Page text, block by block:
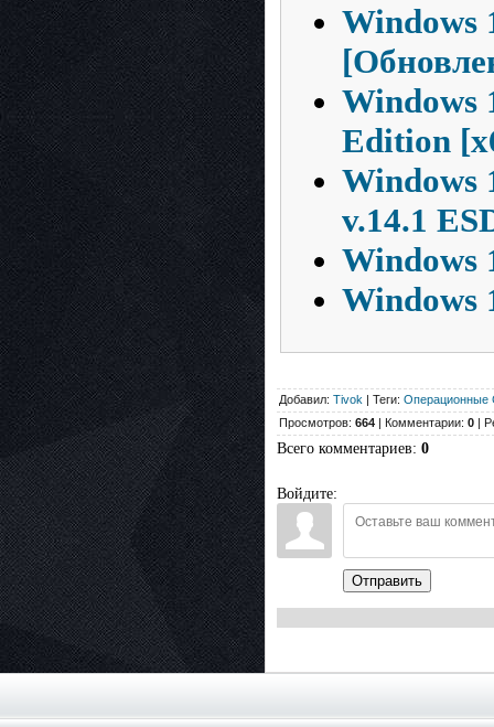
Windows
Windows
Edition
Windows
v.14.1
Windows
Windows
Добавил: Tivok | Теги: Операционные
Просмотров: 664 | Комментарии: 0 |
Всего комментариев: 0
Войдите:
Отправить